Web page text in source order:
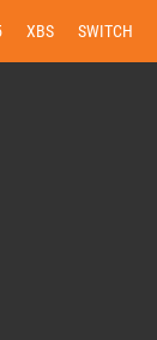
XBS SWITCH